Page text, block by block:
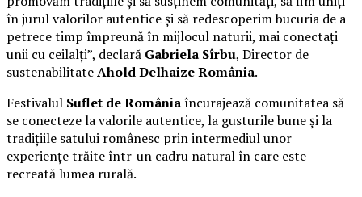
în jurul valorilor autentice și să redescoperim bucuria de a
petrece timp împreună în mijlocul naturii, mai conectați
unii cu ceilalți”, declară Gabriela Sîrbu, Director de
sustenabilitateAhold Delhaize România.
Festivalul Suflet de Româniaîncurajează comunitatea să
se conecteze la valorile autentice, la gusturile bune și la
tradițiile satului românesc prin intermediul unor
experiențe trăite într-un cadru natural în care este
recreată lumea rurală.